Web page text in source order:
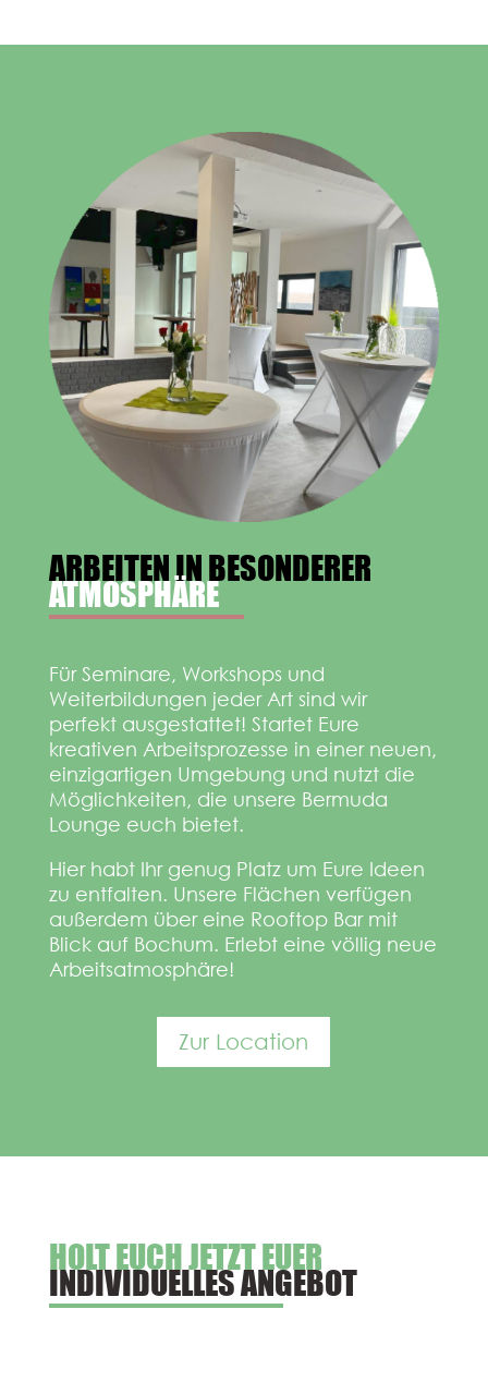
ARBEITEN IN BESONDERER
ATMOSPHÄRE
Für Seminare, Workshops und
Weiterbildungen jeder Art sind wir
perfekt ausgestattet! Startet Eure
kreativen Arbeitsprozesse in einer neuen,
einzigartigen Umgebung und nutzt die
Möglichkeiten, die unsere Bermuda
Lounge euch bietet.
Hier habt Ihr genug Platz um Eure Ideen
zu entfalten. Unsere Flächen verfügen
außerdem über eine Rooftop Bar mit
Blick auf Bochum. Erlebt eine völlig neue
Arbeitsatmosphäre!
Zur Location
HOLT EUCH JETZT EUER
INDIVIDUELLES ANGEBOT